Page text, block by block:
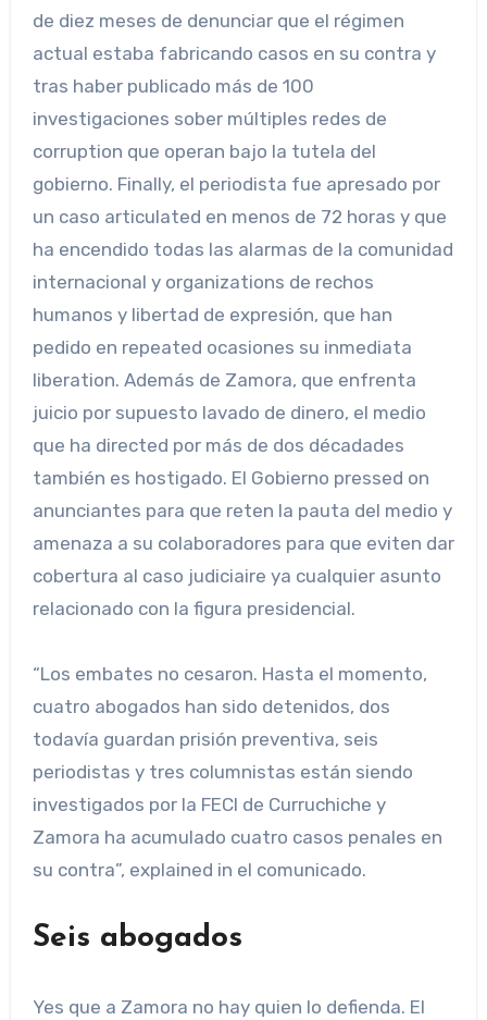
de diez meses de denunciar que el régimen
actual estaba fabricando casos en su contra y
tras haber publicado más de 100
investigaciones sober múltiples redes de
corruption que operan bajo la tutela del
gobierno. Finally, el periodista fue apresado por
un caso articulated en menos de 72 horas y que
ha encendido todas las alarmas de la comunidad
internacional y organizations de rechos
humanos y libertad de expresión, que han
pedido en repeated ocasiones su inmediata
liberation. Además de Zamora, que enfrenta
juicio por supuesto lavado de dinero, el medio
que ha directed por más de dos décadades
también es hostigado. El Gobierno pressed on
anunciantes para que reten la pauta del medio y
amenaza a su colaboradores para que eviten dar
cobertura al caso judiciaire ya cualquier asunto
relacionado con la figura presidencial.
“Los embates no cesaron. Hasta el momento,
cuatro abogados han sido detenidos, dos
todavía guardan prisión preventiva, seis
periodistas y tres columnistas están siendo
investigados por la FECI de Curruchiche y
Zamora ha acumulado cuatro casos penales en
su contra”, explained in el comunicado.
Seis abogados
Yes que a Zamora no hay quien lo defienda. El